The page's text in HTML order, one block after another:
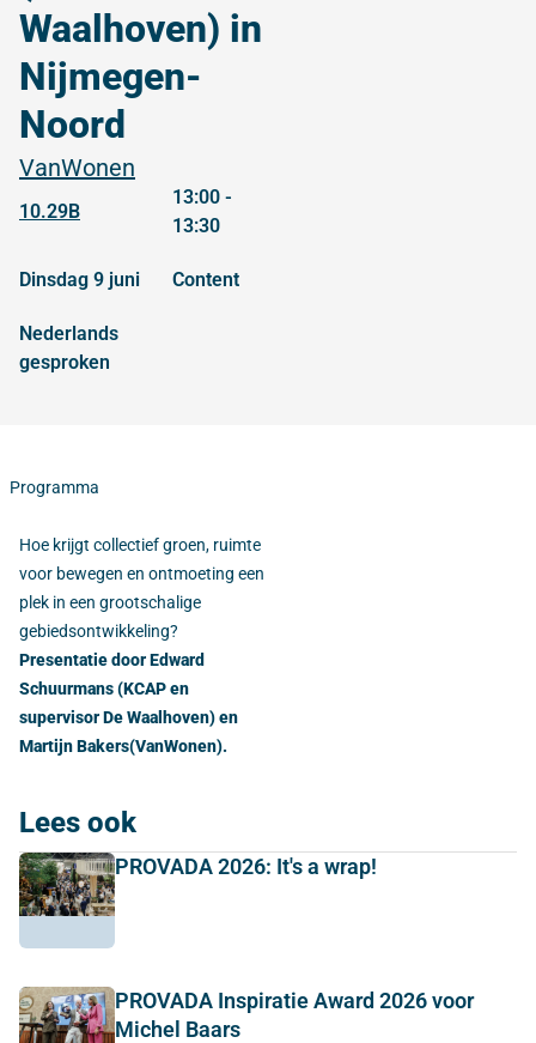
Waalhoven) in
Nijmegen-
Noord
VanWonen
10.29B
13:00 -
13:30
dinsdag 9 juni content
Nederlands
gesproken
Programma
Hoe krijgt collectief groen, ruimte
voor bewegen en ontmoeting een
plek in een grootschalige
gebiedsontwikkeling?
Presentatie door Edward
Schuurmans (KCAP en
supervisor De Waalhoven) en
Martijn Bakers(VanWonen).
Lees ook
PROVADA 2026: It's a wrap!
PROVADA Inspiratie Award 2026 voor
Michel Baars